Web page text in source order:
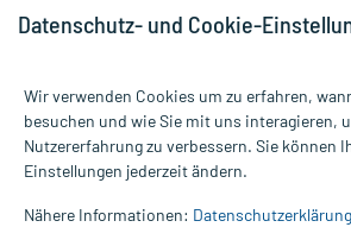
Alle Preise gelten inkl. MwSt., ggf. zzgl.
Informationen auf dieser Website werden
die Untersuchung und Behandlung durch
Datenschutz- und Cookie-
Wir verwenden Cookies um zu erfahren,
besuchen und wie Sie mit uns interagieren,
Nutzererfahrung zu verbessern. Sie können
Einstellungen jederzeit ändern.
Nähere Informationen: Datenschutzerklärung